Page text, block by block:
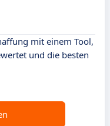
mit einem Tool,
und die besten